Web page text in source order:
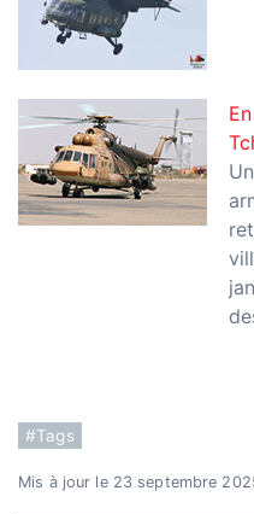
#Tags
Mis à jour le 23 septembre